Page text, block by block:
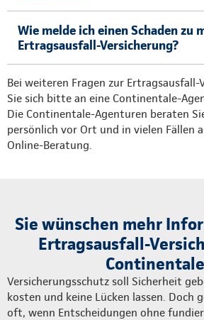
Wie melde ich einen Schaden zu
Ertragsausfall-Versicherung?
Bei weiteren Fragen zur Ertragsausfall-
Sie sich bitte an eine Continentale-
Die Continentale-Agenturen beraten
persönlich vor Ort und in vielen Fällen
Online-Beratung.
Sie wünschen mehr
Ertragsausfall-
Versicherungsschutz soll Sicherheit
kosten und keine Lücken lassen. Doch
oft, wenn Entscheidungen ohne